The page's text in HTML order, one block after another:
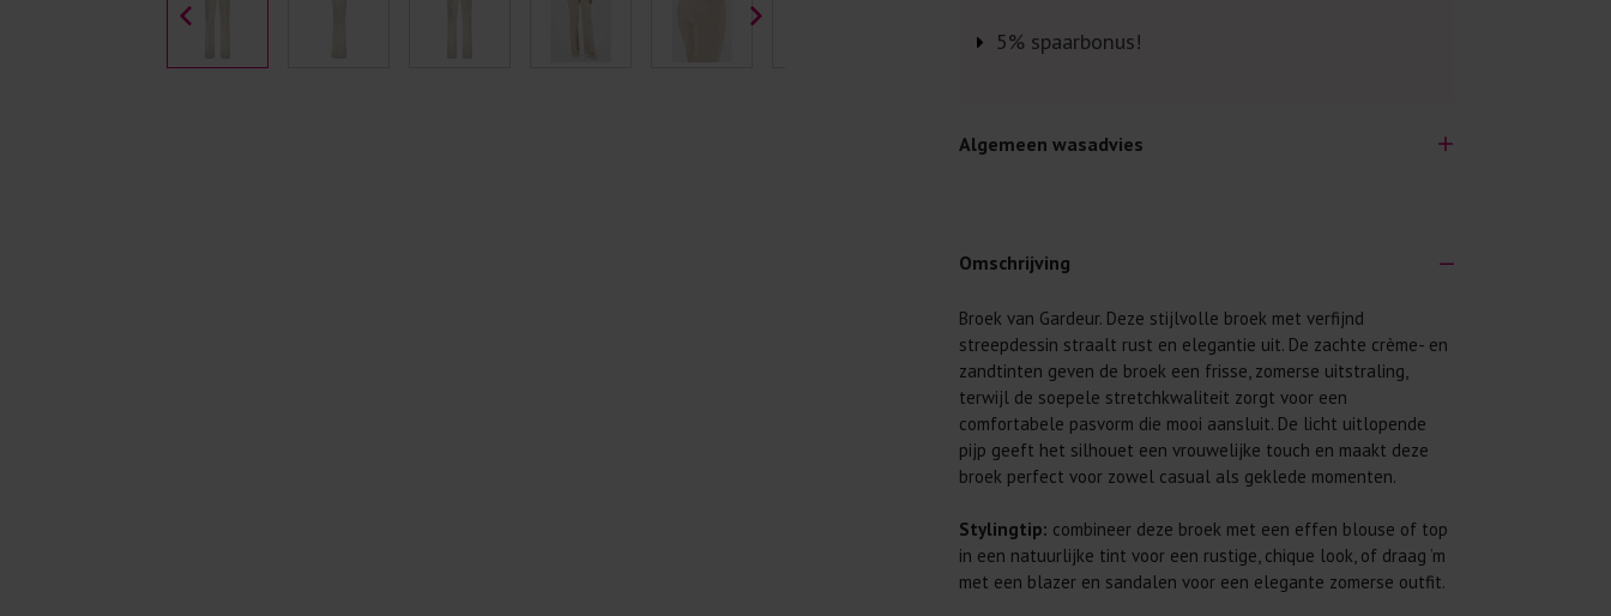
5% spaarbonus!
Algemeen wasadvies
Je wilt natuurlijk lang plezier hebben van je nieuwe kleding.
Daarom geven wij een aantal algemene was-tips:
Lees altijd eerst even het was-etiket.
Was kleding binnenste buiten. Dat beschermt de
buitenkant.
Wees zuinig met wasmiddel. Per kledingstuk is een drupje
Was zo koud mogelijk. Op 20 of 30 graden wassen is vaak
al prima.
Omschrijving
Broek van Gardeur. Deze stijlvolle broek met verfijnd
streepdessin straalt rust en elegantie uit. De zachte crème- en
zandtinten geven de broek een frisse, zomerse uitstraling,
terwijl de soepele stretchkwaliteit zorgt voor een
comfortabele pasvorm die mooi aansluit. De licht uitlopende
pijp geeft het silhouet een vrouwelijke touch en maakt deze
broek perfect voor zowel casual als geklede momenten.
Stylingtip: combineer deze broek met een effen blouse of top
in een natuurlijke tint voor een rustige, chique look, of draag ’m
met een blazer en sandalen voor een elegante zomerse outfit.